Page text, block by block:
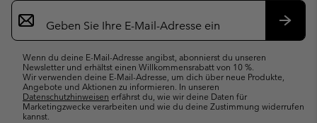
Newsletter-
Anmeldung
Wenn du deine E-Mail-Adresse angibst, abonnierst du unseren
Newsletter und erhältst einen Willkommensrabatt von 10 %.
Wir verwenden deine E-Mail-Adresse, um dich über neue Produkte,
Angebote und Aktionen zu informieren. In unseren
Datenschutzhinweisen erfährst du, wie wir deine Daten für
Marketingzwecke verarbeiten und wie du deine Zustimmung widerrufen
kannst.